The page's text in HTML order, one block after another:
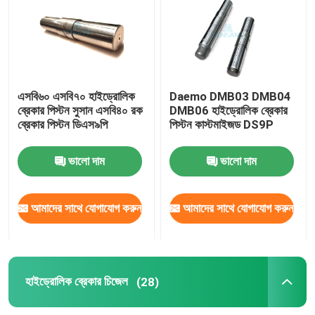
হাইড্রোলিক হ্যামার ব্রেকার
হাইড্রোলিক ব্রেকার চিজেল
ব্রেকার সীল
ব্রেকার বোল্ট
জলবাহী ঝোপ
হাইড্রোলিক ব্রেকার সিলিন্ডার
এসবি৬০ এসবি৭০ হাইড্রোলিক
ব্রেকার পিস্টন সুসান এসবি৪০ রক
ব্রেকার পিস্টন ডিএস৯পি
ভালো দাম
আমাদের সাথে যোগাযোগ করুন
Daemo DMB03 DMB04
DMB06 হাইড্রোলিক ব্রেকার
পিস্টন কাস্টমাইজড DS9P
ভালো দাম
আমাদের সাথে যোগাযোগ করুন
হাইড্রোলিক ব্রেকার চিজেল (28)